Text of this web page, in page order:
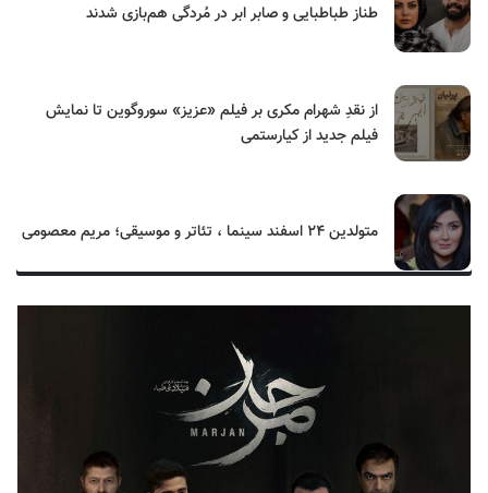
طناز طباطبایی و صابر ابر در مُردگی هم‌بازی شدند
از نقدِ شهرام مکری بر فیلم «عزیز» سوروگوین تا نمایش
فیلم جدید از کیارستمی
متولدین ۲۴ اسفند سینما ، تئاتر و موسیقی؛ مریم معصومی